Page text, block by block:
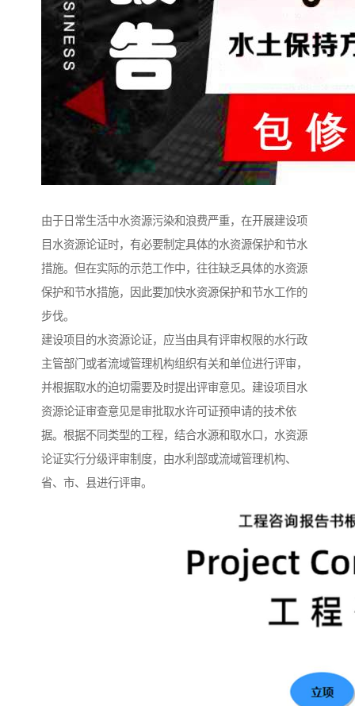
由于日常生活中水资源污染和浪费严重，在开展建设项
目水资源论证时，有必要制定具体的水资源保护和节水
措施。但在实际的示范工作中，往往缺乏具体的水资源
保护和节水措施，因此要加快水资源保护和节水工作的
步伐。
建设项目的水资源论证，应当由具有评审权限的水行政
主管部门或者流域管理机构组织有关和单位进行评审，
并根据取水的迫切需要及时提出评审意见。建设项目水
资源论证审查意见是审批取水许可证预申请的技术依
据。根据不同类型的工程，结合水源和取水口，水资源
论证实行分级评审制度，由水利部或流域管理机构、
省、市、县进行评审。